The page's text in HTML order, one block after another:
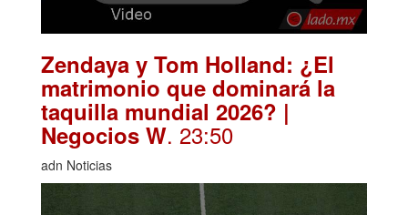
Zendaya y Tom Holland: ¿El
matrimonio que dominará la
taquilla mundial 2026? |
Negocios W. 23:50
adn Noticias